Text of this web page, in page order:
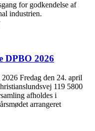
for godkendelse af
industrien.
DPBO 2026
Fredag den 24. april
119 5800
afholdes i
arrangeret